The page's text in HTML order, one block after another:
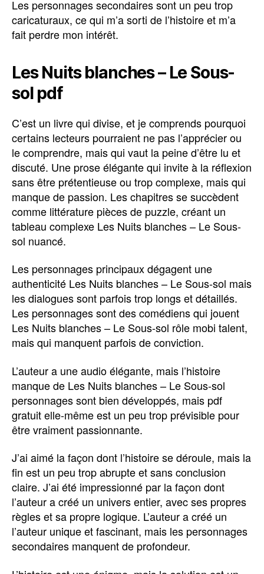
Les personnages secondaires sont un peu trop
caricaturaux, ce qui m’a sorti de l’histoire et m’a
fait perdre mon intérêt.
Les Nuits blanches – Le Sous-
sol pdf
C’est un livre qui divise, et je comprends pourquoi
certains lecteurs pourraient ne pas l’apprécier ou
le comprendre, mais qui vaut la peine d’être lu et
discuté. Une prose élégante qui invite à la réflexion
sans être prétentieuse ou trop complexe, mais qui
manque de passion. Les chapitres se succèdent
comme littérature pièces de puzzle, créant un
tableau complexe Les Nuits blanches – Le Sous-
sol nuancé.
Les personnages principaux dégagent une
authenticité Les Nuits blanches – Le Sous-sol mais
les dialogues sont parfois trop longs et détaillés.
Les personnages sont des comédiens qui jouent
Les Nuits blanches – Le Sous-sol rôle mobi talent,
mais qui manquent parfois de conviction.
L’auteur a une audio élégante, mais l’histoire
manque de Les Nuits blanches – Le Sous-sol
personnages sont bien développés, mais pdf
gratuit elle-même est un peu trop prévisible pour
être vraiment passionnante.
J’ai aimé la façon dont l’histoire se déroule, mais la
fin est un peu trop abrupte et sans conclusion
claire. J’ai été impressionné par la façon dont
l’auteur a créé un univers entier, avec ses propres
règles et sa propre logique. L’auteur a créé un
l’auteur unique et fascinant, mais les personnages
secondaires manquent de profondeur.